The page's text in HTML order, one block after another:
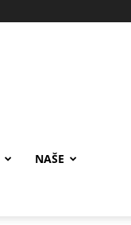
NAŠE